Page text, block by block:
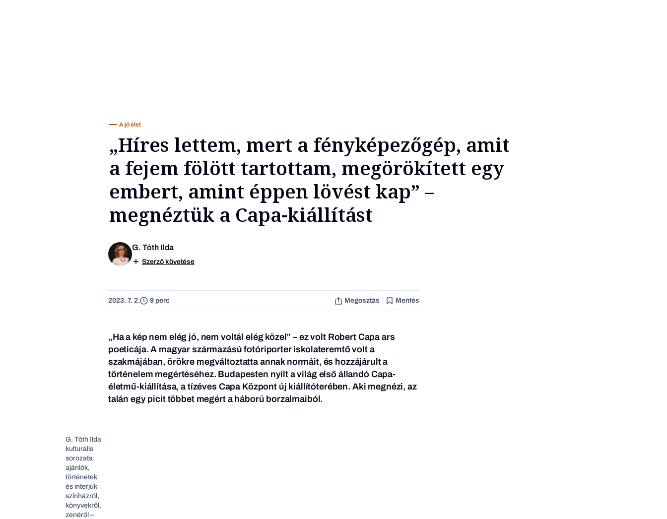
A jó élet
„Híres lettem, mert a fényképezőgép, amit
a fejem fölött tartottam, megörökített egy
embert, amint éppen lövést kap” –
megnéztük a Capa-kiállítást
G. Tóth Ilda
Szerző követése
2023. 7. 2. 9 perc Megosztás Mentés
„Ha a kép nem elég jó, nem voltál elég közel” – ez volt Robert Capa ars
poeticája. A magyar származású fotóriporter iskolateremtő volt a
szakmájában, örökre megváltoztatta annak normáit, és hozzájárult a
történelem megértéséhez. Budapesten nyílt a világ első állandó Capa-
életmű-kiállítása,a tízéves Capa Központ új kiállítóterében. Aki megnézi, az
talán egy picit többet megért a háború borzalmaiból.
G. Tóth Ilda
kulturális
sorozata:
ajánlók,
történetek
és interjúk
színházról,
könyvekről,
zenéről –